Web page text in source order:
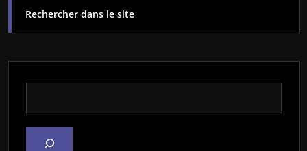
Rechercher dans le site
Rechercher dans le site